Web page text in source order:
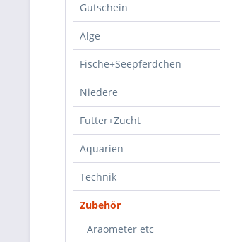
Gutschein
Alge
Fische+Seepferdchen
Niedere
Futter+Zucht
Aquarien
Technik
Zubehör
Aräometer etc